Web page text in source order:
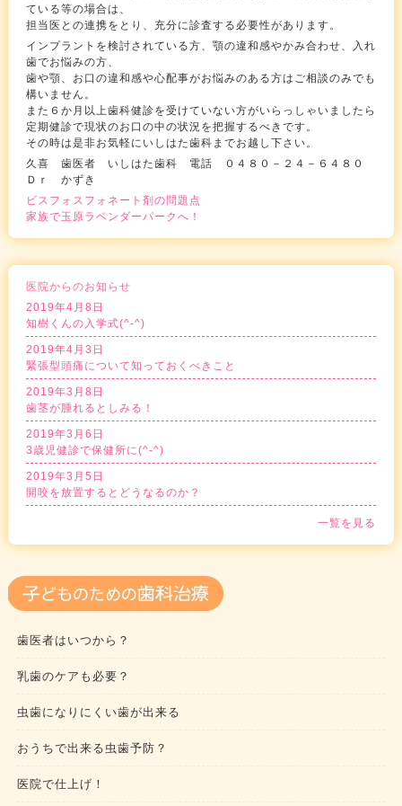
ている等の場合は、
担当医との連携をとり、充分に診査する必要性があります。
インプラントを検討されている方、顎の違和感やかみ合わせ、入れ
歯でお悩みの方、
歯や顎、お口の違和感や心配事がお悩みのある方はご相談のみでも
構いません。
また６か月以上歯科健診を受けていない方がいらっしゃいましたら
定期健診で現状のお口の中の状況を把握するべきです。
その時は是非お気軽にいしはた歯科までお越し下さい。
久喜 歯医者 いしはた歯科 電話 ０４８０－２４－６４８０
Ｄｒ かずき
ビスフォスフォネート剤の問題点
家族で玉原ラベンダーパークへ！
医院からのお知らせ
2019年4月8日
知樹くんの入学式(^-^)
2019年4月3日
緊張型頭痛について知っておくべきこと
2019年3月8日
歯茎が腫れるとしみる！
2019年3月6日
3歳児健診で保健所に(^-^)
2019年3月5日
開咬を放置するとどうなるのか？
一覧を見る
歯医者はいつから？
乳歯のケアも必要？
虫歯になりにくい歯が出来る
おうちで出来る虫歯予防？
医院で仕上げ！